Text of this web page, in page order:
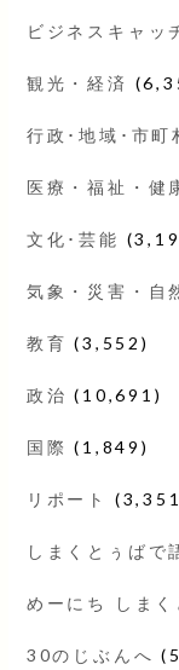
ビジネスキャッ
観光・経済
行政･地域･市町
医療・福祉・健
文化･芸能
気象・災害・自
教育 (3,552)
政治 (10,691)
国際 (1,849)
リポート
しまくとぅばで
めーにち しまく
30のじぶんへ